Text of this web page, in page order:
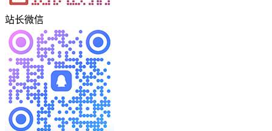
站长微信